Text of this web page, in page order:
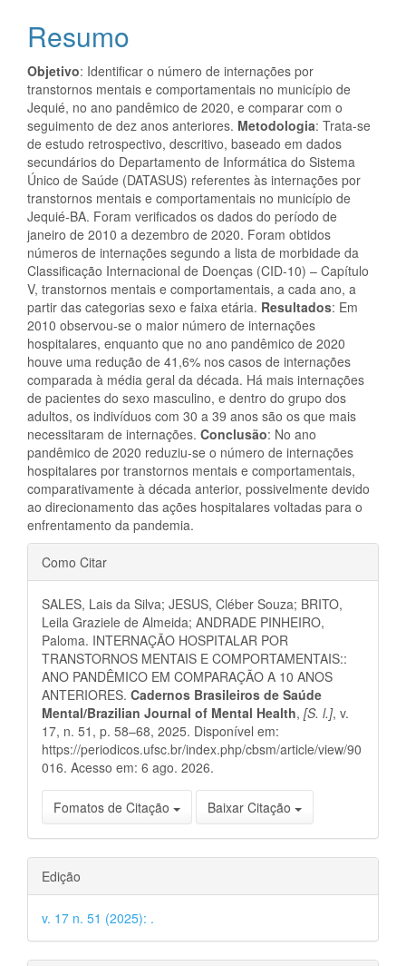
Resumo
Objetivo: Identificar o número de internações por
transtornos mentais e comportamentais no município de
Jequié, no ano pandêmico de 2020, e comparar com o
seguimento de dez anos anteriores. Metodologia: Trata-se
de estudo retrospectivo, descritivo, baseado em dados
secundários do Departamento de Informática do Sistema
Único de Saúde (DATASUS) referentes às internações por
transtornos mentais e comportamentais no município de
Jequié-BA. Foram verificados os dados do período de
janeiro de 2010 a dezembro de 2020. Foram obtidos
números de internações segundo a lista de morbidade da
Classificação Internacional de Doenças (CID-10) – Capítulo
V, transtornos mentais e comportamentais, a cada ano, a
partir das categorias sexo e faixa etária. Resultados: Em
2010 observou-se o maior número de internações
hospitalares, enquanto que no ano pandêmico de 2020
houve uma redução de 41,6% nos casos de internações
comparada à média geral da década. Há mais internações
de pacientes do sexo masculino, e dentro do grupo dos
adultos, os indivíduos com 30 a 39 anos são os que mais
necessitaram de internações. Conclusão: No ano
pandêmico de 2020 reduziu-se o número de internações
hospitalares por transtornos mentais e comportamentais,
comparativamente à década anterior, possivelmente devido
ao direcionamento das ações hospitalares voltadas para o
enfrentamento da pandemia.
Detalhes
do
artigo
Como Citar
SALES, Lais da Silva; JESUS, Cléber Souza; BRITO,
Leila Graziele de Almeida; ANDRADE PINHEIRO,
Paloma. INTERNAÇÃO HOSPITALAR POR
TRANSTORNOS MENTAIS E COMPORTAMENTAIS::
ANO PANDÊMICO EM COMPARAÇÃO A 10 ANOS
ANTERIORES. Cadernos Brasileiros de Saúde
Mental/Brazilian Journal of Mental Health, [S. l.], v.
17, n. 51, p. 58–68, 2025. Disponível em:
https://periodicos.ufsc.br/index.php/cbsm/article/view/90
016. Acesso em: 6 ago. 2026.
Fomatos de Citação Baixar Citação
Edição
v. 17 n. 51 (2025): .